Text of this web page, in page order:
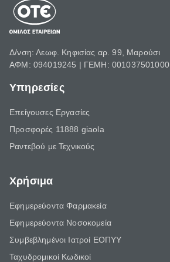
Δ/νση: Λεωφ. Κηφισίας αρ. 99, Μαρούσι
ΑΦΜ: 094019245 | ΓΕΜΗ: 001037501000
Υπηρεσίες
Επείγουσες Εργασίες
Προσφορές 11888 giaola
Ραντεβού με Τεχνικούς
Χρήσιμα
Εφημερεύοντα Φαρμακεία
Εφημερεύοντα Νοσοκομεία
Συμβεβλημένοι Ιατροί ΕΟΠΥΥ
Ταχυδρομικοί Κωδικοί